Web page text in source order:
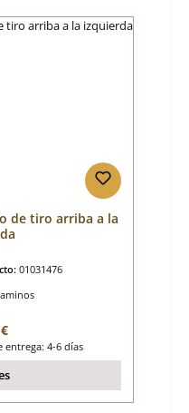
de tiro arriba a la
01031476
entrega: 4-6 días